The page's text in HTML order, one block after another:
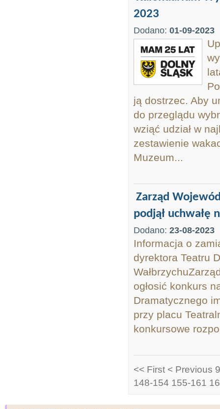
2023
Dodano: 01-09-2023
ją dostrzec. Aby
do przeglądu
wziąć udział w
zestawienie
Muzeum...
Zarząd
podjął
Dodano: 23-08-2023
Informacja o
dyrektora Teatru
ogłosić konkurs
Dramatycznego
przy placu
konkursowe
<< First < Previous
148-154 155-161